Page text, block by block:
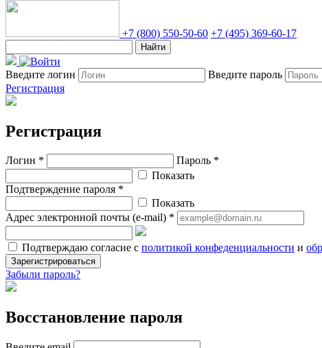
+7 (800) 550-50-60 +7 (495) 369-60-17
Найти
Введите логин Введите пароль
Регистрация
Регистрация
Логин *
Пароль *
Показать
Подтверждение пароля *
Показать
Адрес электронной почты (e-mail) *
Подтверждаю согласие с политикой конфеденциальности и
Зарегистрироваться
Забыли пароль?
Восстановление пароля